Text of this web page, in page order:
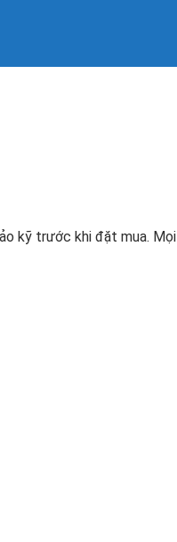
kỹ trước khi đặt mua.